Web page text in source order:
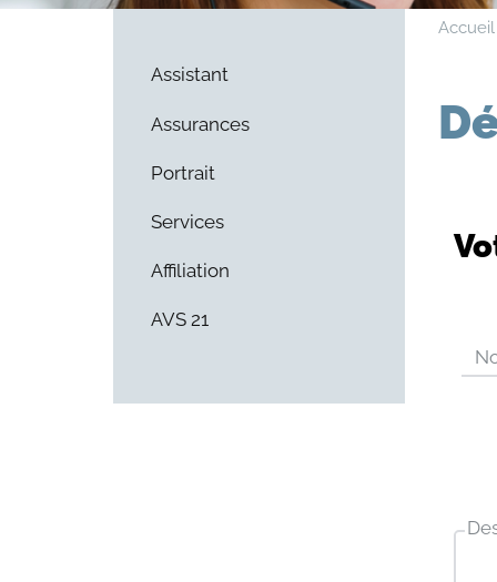
Assistant
Assurances
Portrait
Services
Affiliation
AVS 21
Accueil